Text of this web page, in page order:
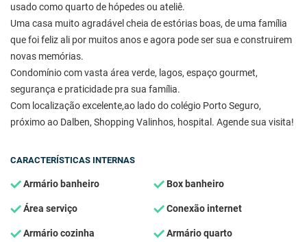
usado como quarto de hópedes ou ateliê.
Uma casa muito agradável cheia de estórias boas, de uma família
que foi feliz ali por muitos anos e agora pode ser sua e construirem
novas memórias.
Condomínio com vasta área verde, lagos, espaço gourmet,
segurança e praticidade pra sua família.
Com localização excelente,ao lado do colégio Porto Seguro,
próximo ao Dalben, Shopping Valinhos, hospital. Agende sua visita!
CARACTERÍSTICAS INTERNAS
Armário banheiro Box banheiro
Área serviço Conexão internet
Armário cozinha Armário quarto